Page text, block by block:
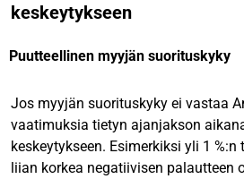
keskeytykseen
Puutteellinen myyjän suorituskyky
Jos myyjän suorituskyky ei vastaa
vaatimuksia tietyn ajanjakson
keskeytykseen. Esimerkiksi yli 1
liian korkea negatiivisen palautteen